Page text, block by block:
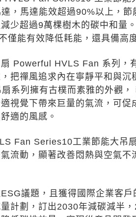
，馬達能效超過90%以上，
少超過9萬棵樹木的碳中和量
僅能有效降低耗能，還具備高
Powerful HVLS Fan 系列，
把禪風追求內在寧靜平和與
系列擁有古樸而素雅的外觀
視覺下帶來巨量的氣流，可
適的風感。
Fan Series10工業節能大吊
流動，顯著改善悶熱與空氣
議題，且獲得國際企業客
計劃，訂出2030年減碳減半